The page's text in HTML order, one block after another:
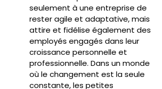
seulement à une entreprise de
rester agile et adaptative, mais
attire et fidélise également des
employés engagés dans leur
croissance personnelle et
professionnelle. Dans un monde
où le changement est la seule
constante, les petites